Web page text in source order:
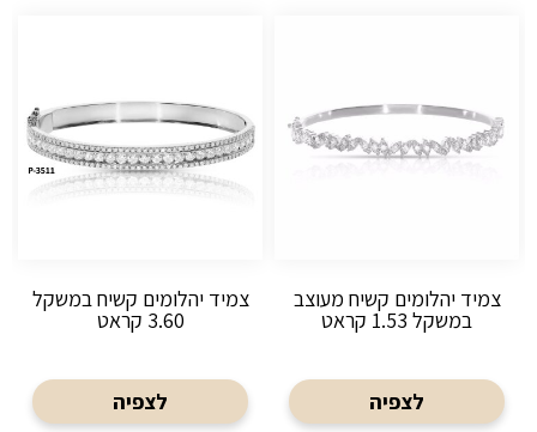
צמיד יהלומים קשיח מעוצב
במשקל 1.53 קראט
לצפיה
צמיד יהלומים קשיח במשקל
3.60 קראט
לצפיה